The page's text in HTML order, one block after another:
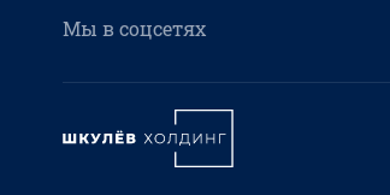
Мы в соцсетях